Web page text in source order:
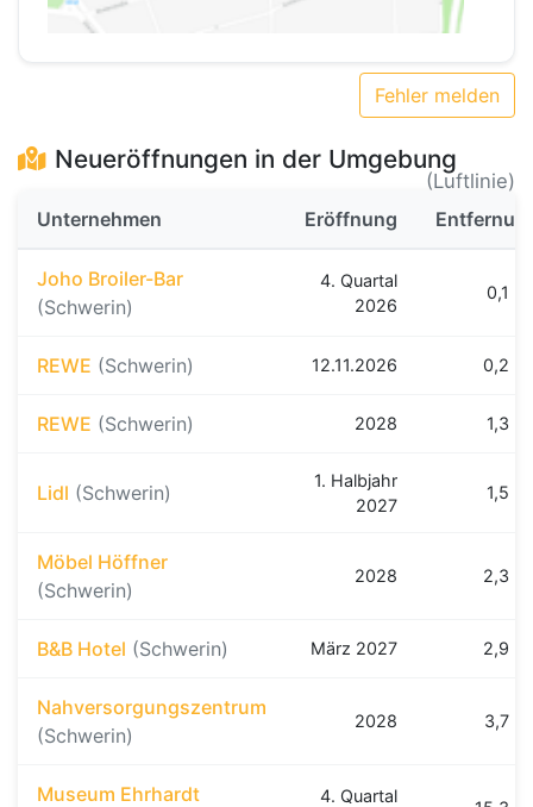
Fehler melden
Neueröffnungen in der Umgebung
(Luftlinie)
Unternehmen
Eröffnung
Joho Broiler-Bar
(Schwerin)
4. Quartal
2026
0,1
REWE (Schwerin) 12.11.2026 0,2
REWE (Schwerin) 2028 1,3
Lidl (Schwerin)
1. Halbjahr
2027
1,5
Möbel Höffner
(Schwerin)
2028 2,3
B&B Hotel (Schwerin) März 2027 2,9
Nahversorgungszentrum
(Schwerin)
2028 3,7
Museum Ehrhardt
4. Quartal